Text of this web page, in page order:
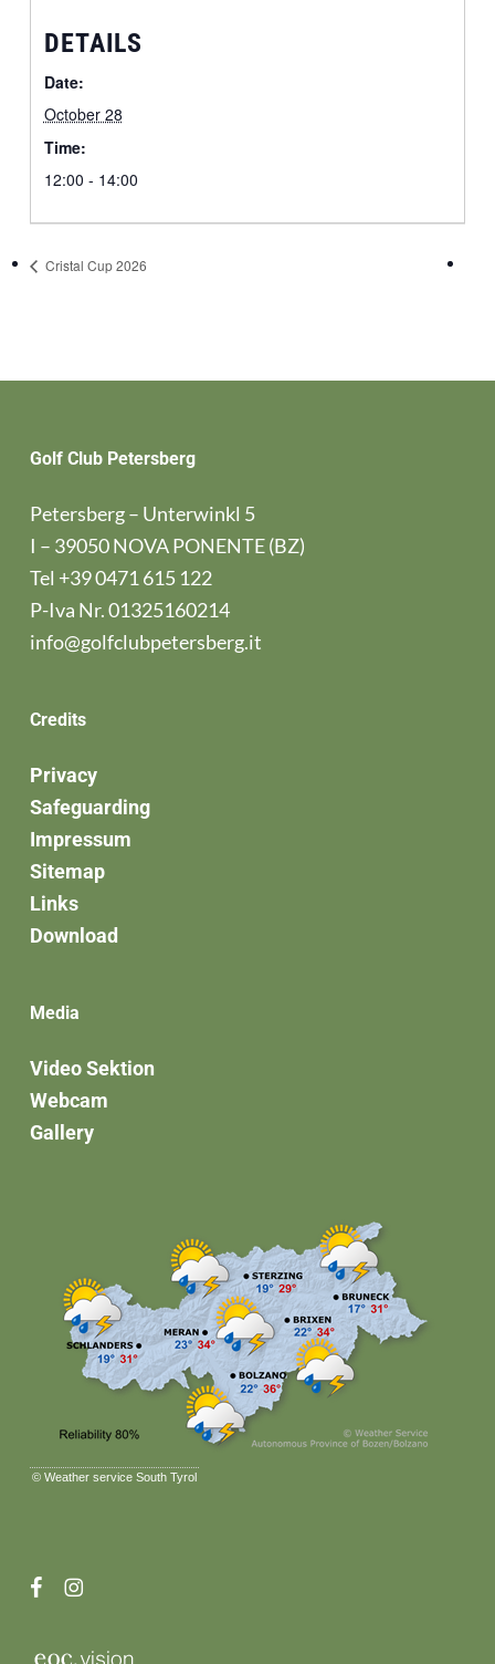
DETAILS
Date:
October 28
Time:
12:00 - 14:00
Cristal Cup 2026
Golf Club Petersberg
Petersberg – Unterwinkl 5
I – 39050 NOVA PONENTE (BZ)
Tel +39 0471 615 122
P-Iva Nr. 01325160214
info@golfclubpetersberg.it
Credits
Privacy
Safeguarding
Impressum
Sitemap
Links
Download
Media
Video Sektion
Webcam
Gallery
© Weather service South Tyrol
facebookinstagram